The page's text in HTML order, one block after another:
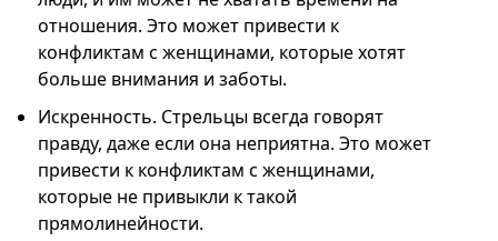
отношения. Это может привести к
конфликтам с женщинами, которые хотят
больше внимания и заботы.
Искренность. Стрельцы всегда говорят
правду, даже если она неприятна. Это может
привести к конфликтам с женщинами,
которые не привыкли к такой
прямолинейности.